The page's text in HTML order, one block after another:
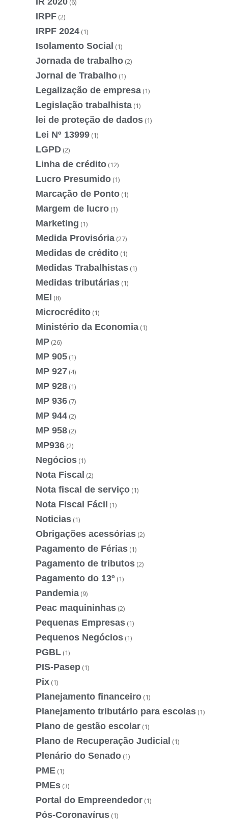
(6)
IRPF (2)
IRPF 2024 (1)
Isolamento Social (1)
Jornada de trabalho (2)
Jornal de Trabalho (1)
Legalização de empresa (1)
Legislação trabalhista (1)
lei de proteção de dados (1)
Lei Nº 13999 (1)
LGPD (2)
Linha de crédito (12)
Lucro Presumido (1)
Marcação de Ponto (1)
Margem de lucro (1)
Marketing (1)
Medida Provisória (27)
Medidas de crédito (1)
Medidas Trabalhistas (1)
Medidas tributárias (1)
MEI (8)
Microcrédito (1)
Ministério da Economia (1)
MP (26)
MP 905 (1)
MP 927 (4)
MP 928 (1)
MP 936 (7)
MP 944 (2)
MP 958 (2)
MP936 (2)
Negócios (1)
Nota Fiscal (2)
Nota fiscal de serviço (1)
Nota Fiscal Fácil (1)
Noticias (1)
Obrigações acessórias (2)
Pagamento de Férias (1)
Pagamento de tributos (2)
Pagamento do 13º (1)
Pandemia (9)
Peac maquininhas (2)
Pequenas Empresas (1)
Pequenos Negócios (1)
PGBL (1)
PIS-Pasep (1)
Pix (1)
Planejamento financeiro (1)
Planejamento tributário para escolas (1)
Plano de gestão escolar (1)
Plano de Recuperação Judicial (1)
Plenário do Senado (1)
PME (1)
PMEs (3)
Portal do Empreendedor (1)
Pós-Coronavírus (1)